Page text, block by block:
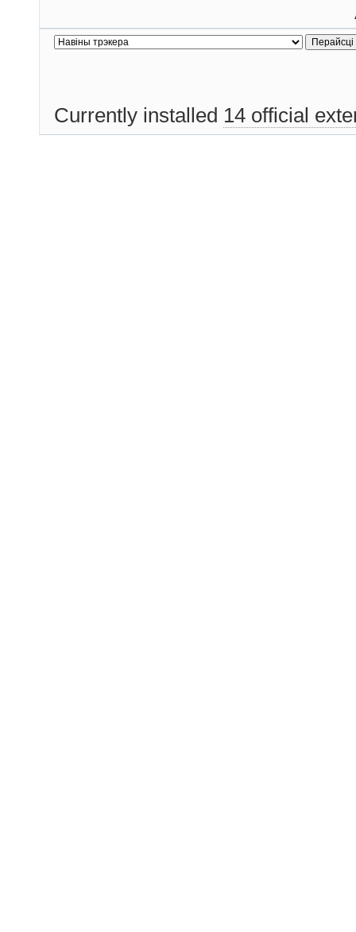
Currently installed 14 official